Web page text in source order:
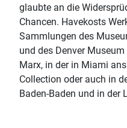
glaubte an die
Chancen. Havekosts
Sammlungen des
und des Denver
Marx, in der in Miami
Collection oder auch in
Baden-Baden und in der